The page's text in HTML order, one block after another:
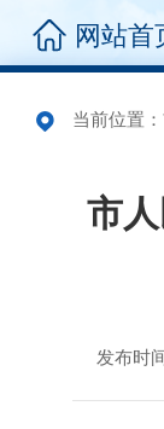
网站首
当前位置：
市
发布时